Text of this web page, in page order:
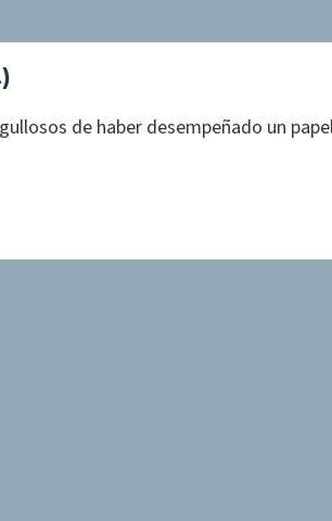
de haber desempeñado un